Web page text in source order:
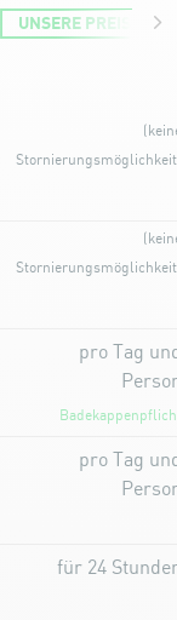
UNSERE PREISE
pro Tag
pro Tag
für 24